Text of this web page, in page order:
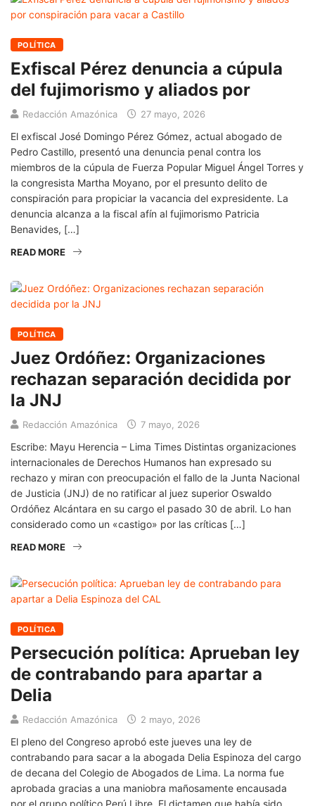
POLÍTICA
Exfiscal Pérez denuncia a cúpula
del fujimorismo y aliados por
Redacción Amazónica 27 mayo, 2026
El exfiscal José Domingo Pérez Gómez, actual abogado de
Pedro Castillo, presentó una denuncia penal contra los
miembros de la cúpula de Fuerza Popular Miguel Ángel Torres y
la congresista Martha Moyano, por el presunto delito de
conspiración para propiciar la vacancia del expresidente. La
denuncia alcanza a la fiscal afín al fujimorismo Patricia
Benavides, […]
READ MORE
POLÍTICA
Juez Ordóñez: Organizaciones
rechazan separación decidida por
la JNJ
Redacción Amazónica 7 mayo, 2026
Escribe: Mayu Herencia – Lima Times Distintas organizaciones
internacionales de Derechos Humanos han expresado su
rechazo y miran con preocupación el fallo de la Junta Nacional
de Justicia (JNJ) de no ratificar al juez superior Oswaldo
Ordóñez Alcántara en su cargo el pasado 30 de abril. Lo han
considerado como un «castigo» por las críticas […]
READ MORE
POLÍTICA
Persecución política: Aprueban ley
de contrabando para apartar a
Delia
Redacción Amazónica 2 mayo, 2026
El pleno del Congreso aprobó este jueves una ley de
contrabando para sacar a la abogada Delia Espinoza del cargo
de decana del Colegio de Abogados de Lima. La norma fue
aprobada gracias a una maniobra mañosamente encausada